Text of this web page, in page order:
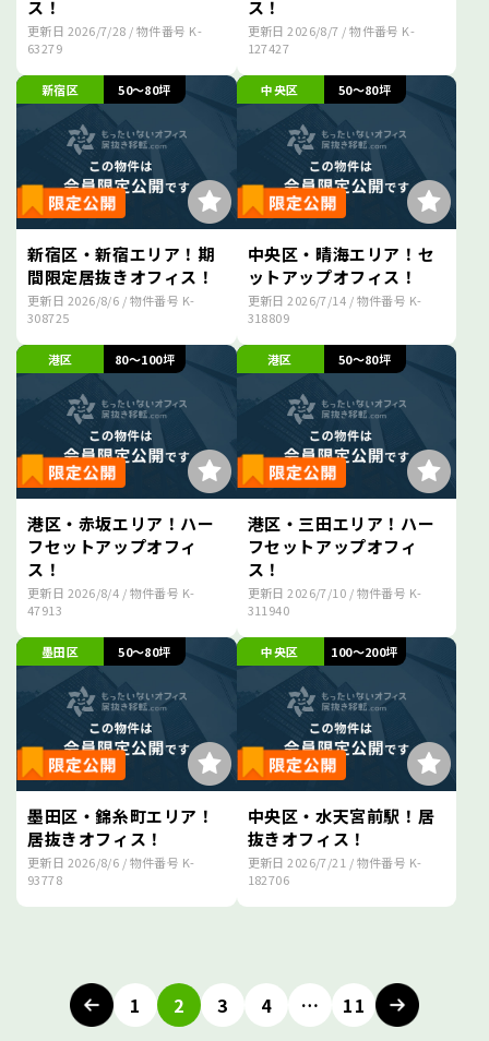
ス！
更新日 2026/7/28 / 物件番号 K-
63279
ス！
更新日2026/8/7 / 物件番号 K-
127427
新宿区 50～80坪
新宿区・新宿エリア！期
間限定居抜きオフィス！
更新日 2026/8/6 / 物件番号 K-
308725
中央区 50～80坪
中央区・晴海エリア！セ
ットアップオフィス！
更新日2026/7/14 / 物件番号 K-
318809
港区 80～100坪
港区・赤坂エリア！ハー
フセットアップオフィ
ス！
更新日 2026/8/4 / 物件番号 K-
47913
港区 50～80坪
港区・三田エリア！ハー
フセットアップオフィ
ス！
更新日2026/7/10 / 物件番号 K-
311940
墨田区 50～80坪
墨田区・錦糸町エリア！
居抜きオフィス！
更新日 2026/8/6 / 物件番号 K-
93778
中央区 100～200坪
中央区・水天宮前駅！居
抜きオフィス！
更新日2026/7/21 / 物件番号 K-
182706
稿
1 2 3 4 … 11